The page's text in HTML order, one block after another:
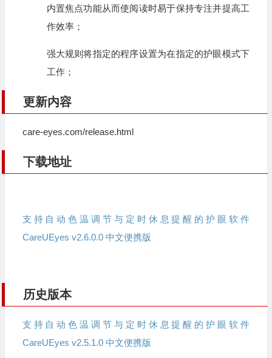
内置焦点功能从而使阅读时易于保持专注并提高工
作效率；
强大规则将指定的程序设置为在指定的护眼模式下
工作；
更新内容
care-eyes.com/release.html
下载地址
支持自动色温调节与定时休息提醒的护眼软件
CareUEyes v2.6.0.0 中文便携版
历史版本
支持自动色温调节与定时休息提醒的护眼软件
CareUEyes v2.5.1.0 中文便携版